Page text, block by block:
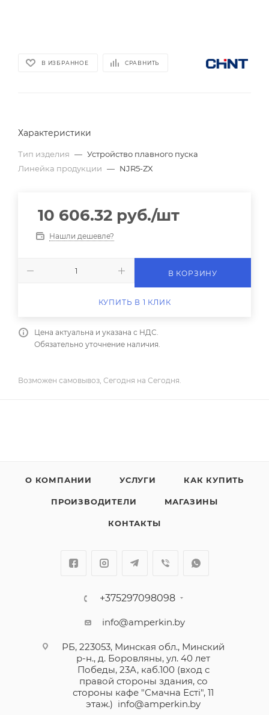
В ИЗБРАННОЕ СРАВНИТЬ
Характеристики
Тип изделия — Устройство плавного пуска
Линейка продукции — NJR5-ZX
10 606.32 руб./шт
Нашли дешевле?
В КОРЗИНУ
КУПИТЬ В 1 КЛИК
Цена актуальна и указана с НДС.
Обязательно уточнение наличия.
Возможен самовывоз, Сегодня на Сегодня.
О КОМПАНИИ УСЛУГИ КАК КУПИТЬ
ПРОИЗВОДИТЕЛИ МАГАЗИНЫ
КОНТАКТЫ
+375297098098
info@amperkin.by
РБ, 223053, Минская обл., Минский
р-н., д. Боровляны, ул. 40 лет
Победы, 23А, каб.100 (вход с
правой стороны здания, со
стороны кафе "Смачна Естi", 11
этаж.) info@amperkin.by